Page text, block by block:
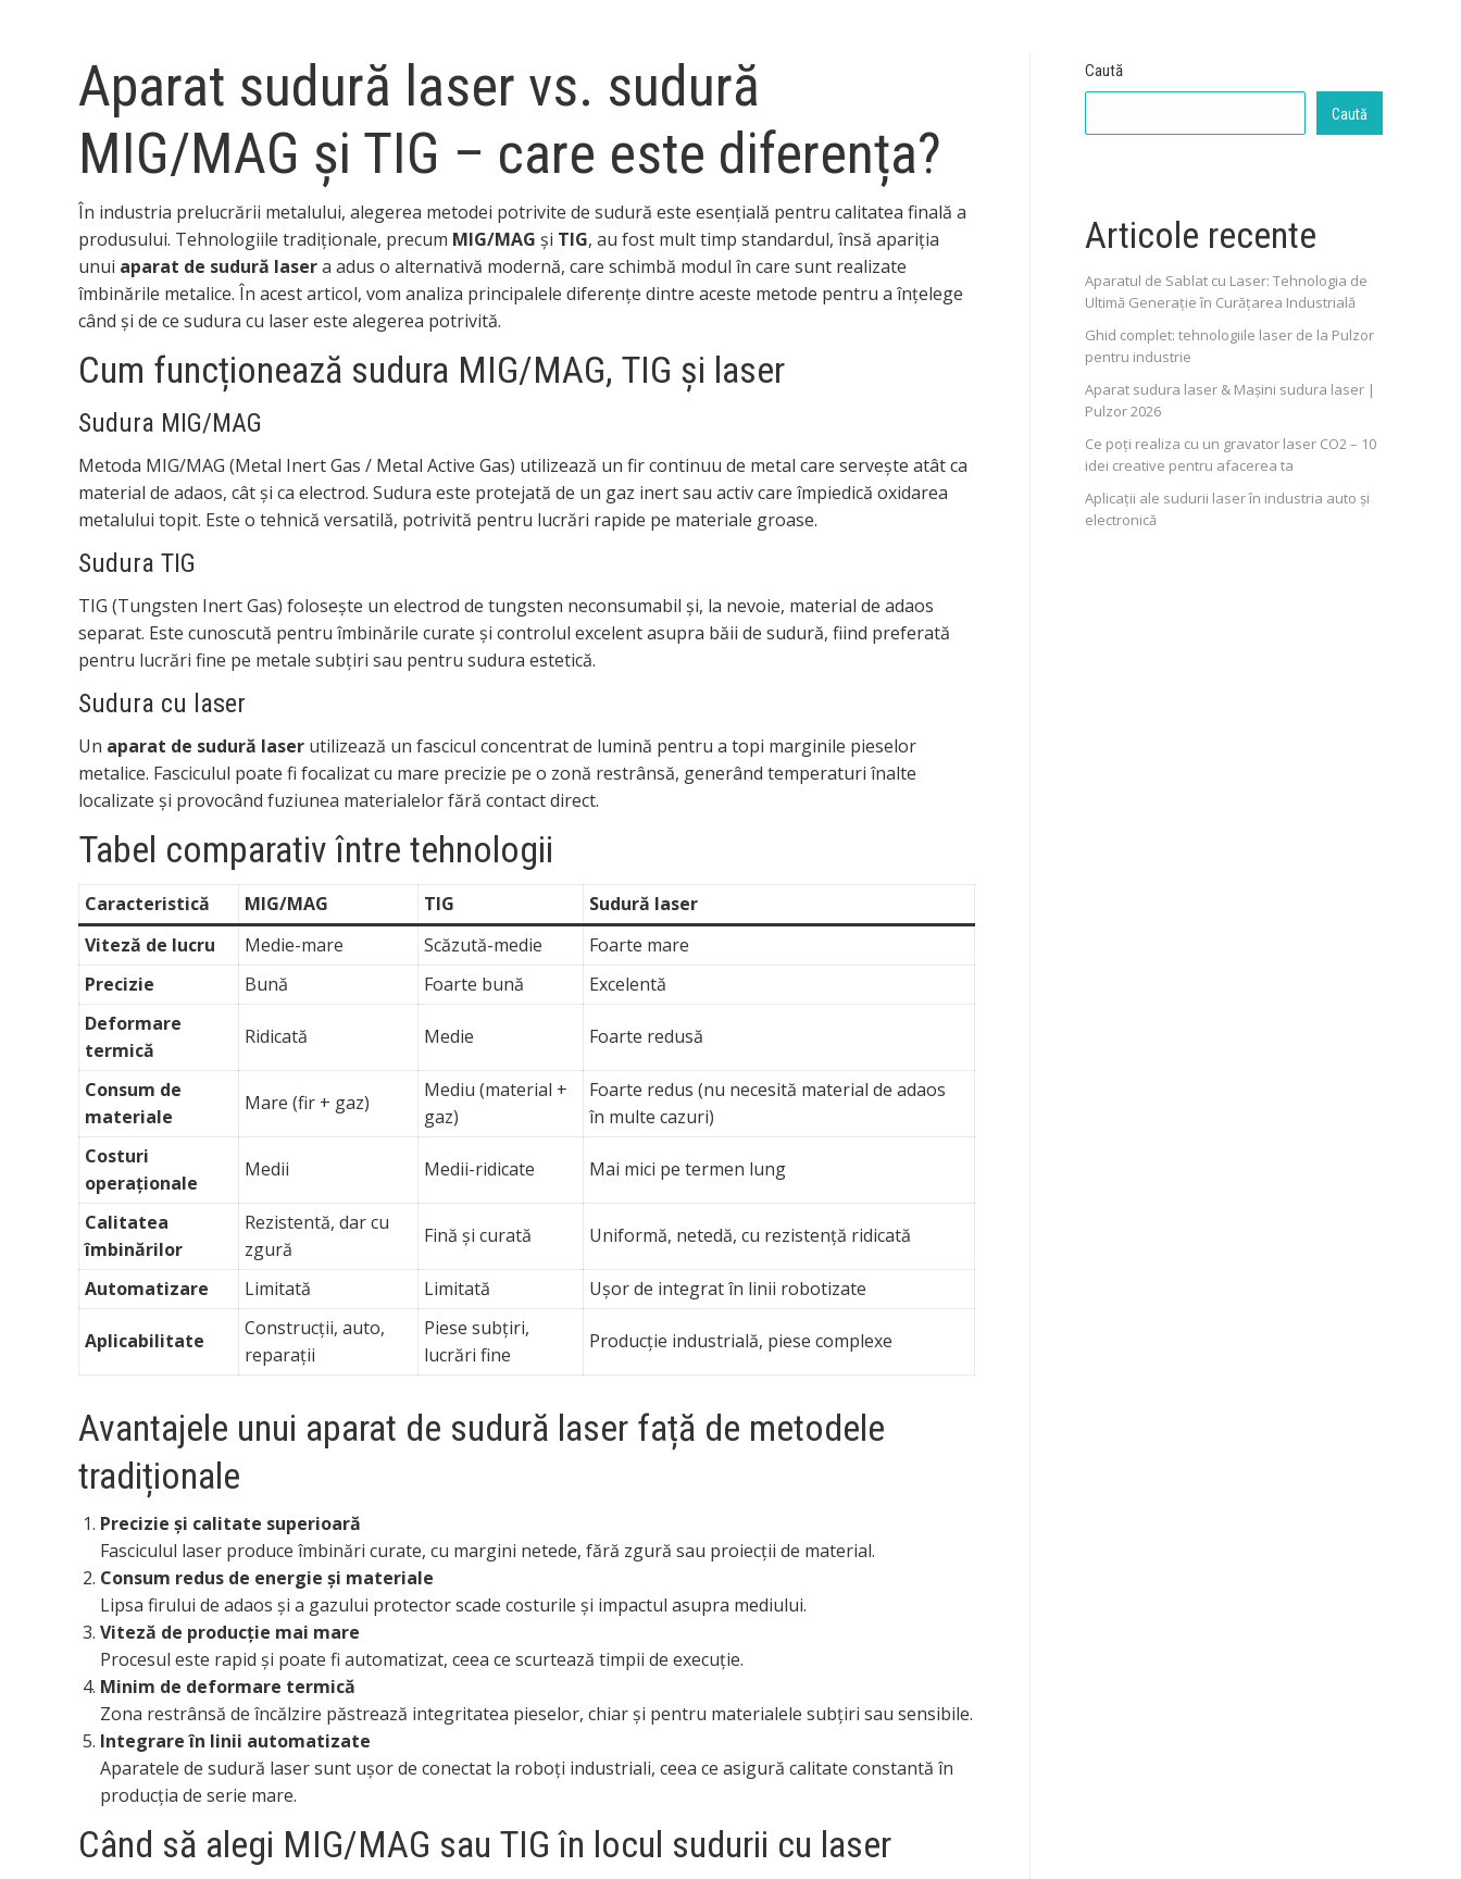
Aparat sudură laser vs. sudură
MIG/MAG și TIG – care este diferența?
În industria prelucrării metalului, alegerea metodei potrivite de sudură este esențială pentru calitatea finală a
produsului. Tehnologiile tradiționale, precum MIG/MAG și TIG, au fost mult timp standardul, însă apariția
unui aparat de sudură lasera adus o alternativă modernă, care schimbă modul în care sunt realizate
îmbinările metalice. În acest articol, vom analiza principalele diferențe dintre aceste metode pentru a înțelege
când și de ce sudura cu laser este alegerea potrivită.
Cum funcționează sudura MIG/MAG, TIG și laser
Sudura MIG/MAG
Metoda MIG/MAG (Metal Inert Gas / Metal Active Gas) utilizează un fir continuu de metal care servește atât ca
material de adaos, cât și ca electrod. Sudura este protejată de un gaz inert sau activ care împiedică oxidarea
metalului topit. Este o tehnică versatilă, potrivită pentru lucrări rapide pe materiale groase.
Sudura TIG
TIG (Tungsten Inert Gas) folosește un electrod de tungsten neconsumabil și, la nevoie, material de adaos
separat. Este cunoscută pentru îmbinările curate și controlul excelent asupra băii de sudură, fiind preferată
pentru lucrări fine pe metale subțiri sau pentru sudura estetică.
Sudura cu laser
Un aparat de sudură laser utilizează un fascicul concentrat de lumină pentru a topi marginile pieselor
metalice. Fasciculul poate fi focalizat cu mare precizie pe o zonă restrânsă, generând temperaturi înalte
localizate și provocând fuziunea materialelor fără contact direct.
Tabel comparativ între tehnologii
Caracteristică MIG/MAG TIG
Sudură laser
Viteză de lucru
Medie-mare Scăzută-medie
Foarte mare
Precizie
Bună Foarte bună
Excelentă
Deformare
termică
Ridicată Medie Foarte redusă
Consum de
materiale
Mare (fir + gaz)
Mediu (material +
gaz)
Foarte redus (nu necesită material de adaos
în multe cazuri)
Costuri
operaționale
Medii Medii-ridicate Mai mici pe termen lung
Calitatea
îmbinărilor
Rezistentă, dar cu
zgură
Fină și curată Uniformă, netedă, cu rezistență ridicată
Automatizare Limitată Limitată Ușor de integrat în linii robotizate
Aplicabilitate
Construcții, auto,
reparații
Piese subțiri,
lucrări fine
Producție industrială, piese complexe
Avantajele unui aparat de sudură laser față de metodele
tradiționale
Precizie și calitate superioară
Fasciculul laser produce îmbinări curate, cu margini netede, fără zgură sau proiecții de material.
Consum redus de energie și materiale
Lipsa firului de adaos și a gazului protector scade costurile și impactul asupra mediului.
Viteză de producție mai mare
Procesul este rapid și poate fi automatizat, ceea ce scurtează timpii de execuție.
Minim de deformare termică
Zona restrânsă de încălzire păstrează integritatea pieselor, chiar și pentru materialele subțiri sau sensibile.
Integrare în linii automatizate
Aparatele de sudură laser sunt ușor de conectat la roboți industriali, ceea ce asigură calitate constantă în
producția de serie mare.
Când să alegi MIG/MAG sau TIG în locul sudurii cu laser
Caută
Caută
Articole recente
Aparatul de Sablat cu Laser: Tehnologia de
Ultimă Generație în Curățarea Industrială
Ghid complet: tehnologiile laser de la Pulzor
pentru industrie
Aparat sudura laser & Mașini sudura laser |
Pulzor 2026
Ce poți realiza cu un gravator laser CO2 – 10
idei creative pentru afacerea ta
Aplicații ale sudurii laser în industria auto și
electronică